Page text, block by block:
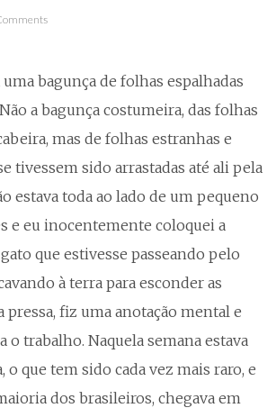
bagunça de folhas espalhadas
a bagunça costumeira, das folhas
mas de folhas estranhas e
tivessem sido arrastadas até ali pela
estava toda ao lado de um pequeno
e eu inocentemente coloquei a
que estivesse passeando pelo
à terra para esconder as
pressa, fiz uma anotação mental e
o trabalho. Naquela semana estava
o que tem sido cada vez mais raro, e
dos brasileiros, chegava em